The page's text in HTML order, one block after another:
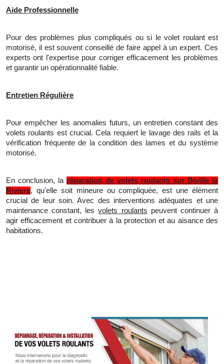
Aide Professionnelle
Pour des problèmes plus compliqués ou si le volet roulant est
motorisé, il est souvent conseillé de faire appel à un expert. Ces
experts ont l'expertise pour corriger efficacement les problèmes
et garantir un opérationnalité fiable.
Entretien Régulière
Pour empêcher les anomalies futurs, un entretien constant des
volets roulants est crucial. Cela requiert le lavage des rails et la
vérification fréquente de la condition des lames et du système
motorisé.
En conclusion, la réparation de volets roulants sur Biville la
Riviere, qu'elle soit mineure ou compliquée, est une élément
crucial de leur soin. Avec des interventions adéquates et une
maintenance constant, lesvolets roulants peuvent continuer à
agir efficacement et contribuer à la protection et au aisance des
habitations.